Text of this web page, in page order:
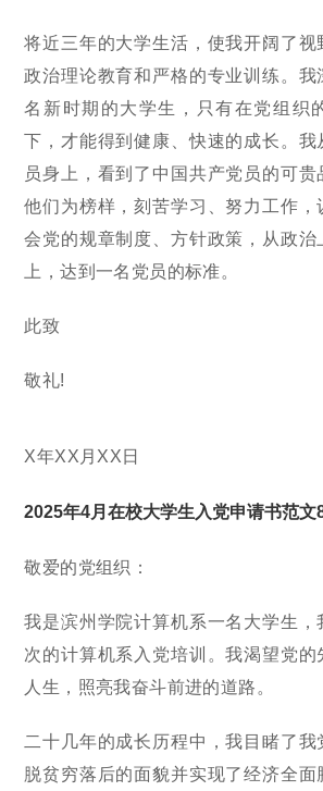
将近三年的大学生活，使我开阔了视
政治理论教育和严格的专业训练。我
名新时期的大学生，只有在党组织
下，才能得到健康、快速的成长。我
员身上，看到了中国共产党员的可贵
他们为榜样，刻苦学习、努力工作，
会党的规章制度、方针政策，从政治
上，达到一名党员的标准。
此致
敬礼!
X年XX月XX日
2025年4月在校大学生入党申请书范文
敬爱的党组织：
我是滨州学院计算机系一名大学生，
次的计算机系入党培训。我渴望党的
人生，照亮我奋斗前进的道路。
二十几年的成长历程中，我目睹了我
脱贫穷落后的面貌并实现了经济全